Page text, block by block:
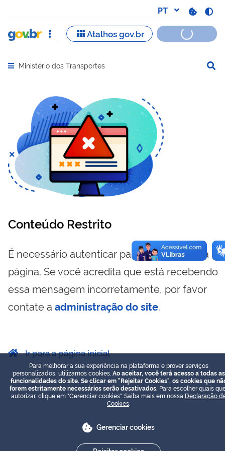
Abrir menu principal de navegação
Ministério dos Transportes
Conteúdo Restrito
É necessário autenticar para visualizar essa
página. Se você acredita que está recebendo
essa mensagem incorretamente, por favor
contate a administração do site.
Ir para a página inicial
Para melhorar a sua experiência na plataforma e prover serviços
personalizados, utilizamos cookies. Ao aceitar, você terá acesso a todas as
funcionalidades do site. Se clicar em "Rejeitar Cookies", os cookies que
forem estritamente necessários serão desativados. Para escolher quais
autorizar, clique em "Gerenciar cookies". Saiba mais em nossa Declaração
Cookies
Gerenciar cookies